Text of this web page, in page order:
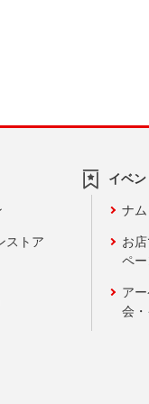
ストア
イベ
ナ
お
ペー
ア
会